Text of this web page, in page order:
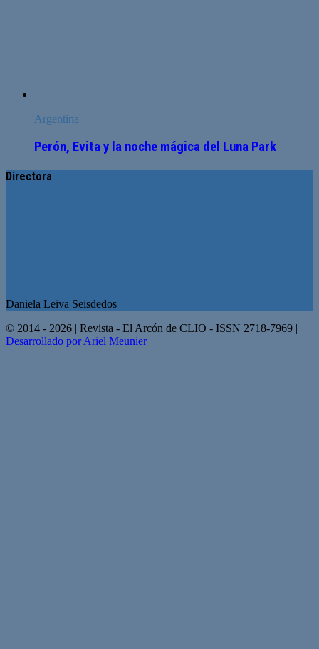
Argentina
Perón, Evita y la noche mágica del Luna Park
Directora
Daniela Leiva Seisdedos
© 2014 - 2026 | Revista - El Arcón de CLIO - ISSN 2718-7969 |
Desarrollado por Ariel Meunier